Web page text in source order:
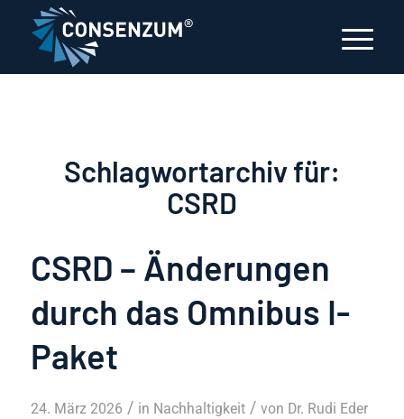
Schlagwortarchiv für:
CSRD
CSRD – Änderungen
durch das Omnibus I-
Paket
24. März 2026 / in Nachhaltigkeit / von Dr. Rudi Eder